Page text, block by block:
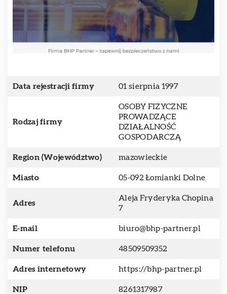
Data rejestracji firmy 01 sierpnia 1997
Rodzaj firmy
OSOBY FIZYCZNE
PROWADZĄCE
DZIAŁALNOŚĆ
GOSPODARCZĄ
Region (Województwo) mazowieckie
Miasto 05-092 Łomianki Dolne
Adres
Aleja Fryderyka Chopina
7
E-mail biuro@bhp-partner.pl
Numer telefonu 48509509352
Adres internetowy https://bhp-partner.pl
NIP 8261317987